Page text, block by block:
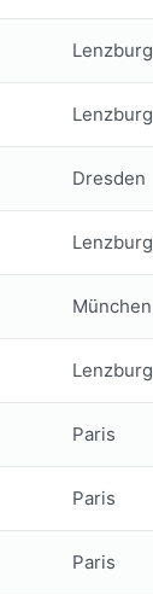
Lenzburg
Lenzburg
Dresden
Lenzburg
München
Lenzburg
Paris
Paris
Paris